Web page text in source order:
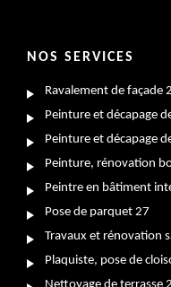
NOS SERVICES
Ravalement de façade
Peinture et décapage
Peinture et décapage
Peinture, rénovation
Peintre en bâtiment
Pose de parquet 27
Travaux et rénovation
Plaquiste, pose de